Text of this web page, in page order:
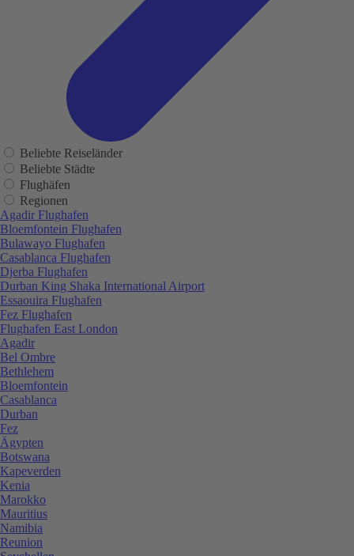
Beliebte Reiseländer
Beliebte Städte
Flughäfen
Regionen
Agadir Flughafen
Bloemfontein Flughafen
Bulawayo Flughafen
Casablanca Flughafen
Djerba Flughafen
Durban King Shaka International Airport
Essaouira Flughafen
Fez Flughafen
Flughafen East London
Agadir
Bel Ombre
Bethlehem
Bloemfontein
Casablanca
Durban
Fez
Ägypten
Botswana
Kapeverden
Kenia
Marokko
Mauritius
Namibia
Reunion